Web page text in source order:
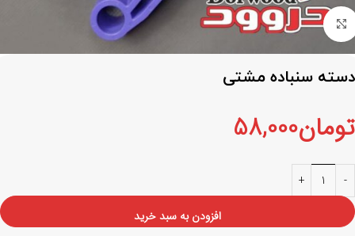
برای بزرگنمایی کلیک کنید
دسته سنباده مشتی
تومان58,000
افزودن به سبد خرید